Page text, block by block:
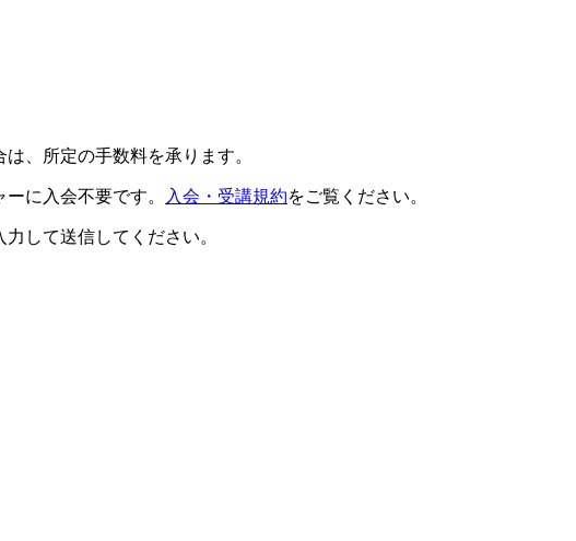
、所定の手数料を承ります。
に入会不要です。 入会・受講規約をご覧ください。
して送信してください。